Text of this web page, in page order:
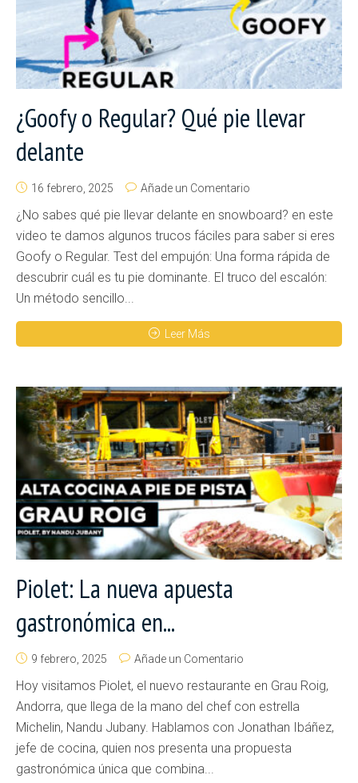
¿Goofy o Regular? Qué pie llevar
delante
16 febrero, 2025 Añade un Comentario
¿No sabes qué pie llevar delante en snowboard? en este
video te damos algunos trucos fáciles para saber si eres
Goofy o Regular. Test del empujón: Una forma rápida de
descubrir cuál es tu pie dominante. El truco del escalón:
Un método sencillo...
Leer Más
Piolet: La nueva apuesta
gastronómica en...
9 febrero, 2025 Añade un Comentario
Hoy visitamos Piolet, el nuevo restaurante en Grau Roig,
Andorra, que llega de la mano del chef con estrella
Michelin, Nandu Jubany. Hablamos con Jonathan Ibáñez,
jefe de cocina, quien nos presenta una propuesta
gastronómica única que combina...